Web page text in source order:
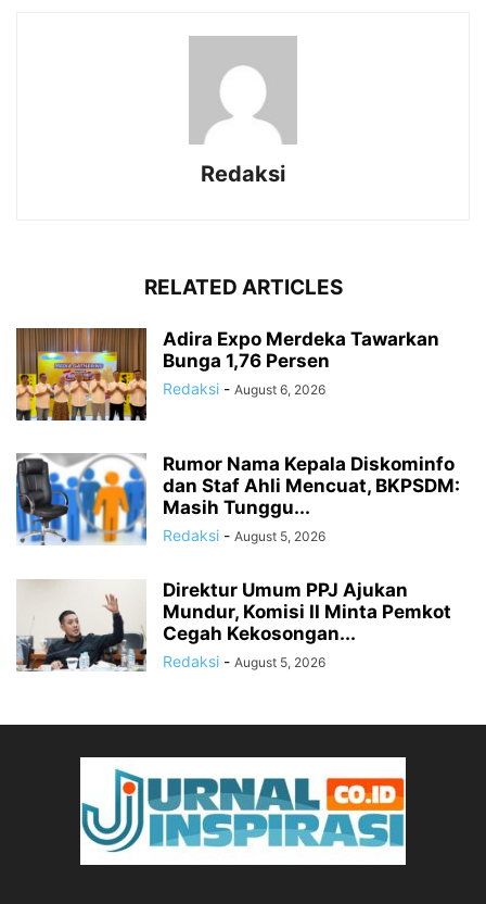
Redaksi
RELATED ARTICLES
Adira Expo Merdeka Tawarkan
Bunga 1,76 Persen
Redaksi - August 6, 2026
Rumor Nama Kepala Diskominfo
dan Staf Ahli Mencuat, BKPSDM:
Masih Tunggu...
Redaksi - August 5, 2026
Direktur Umum PPJ Ajukan
Mundur, Komisi II Minta Pemkot
Cegah Kekosongan...
Redaksi - August 5, 2026